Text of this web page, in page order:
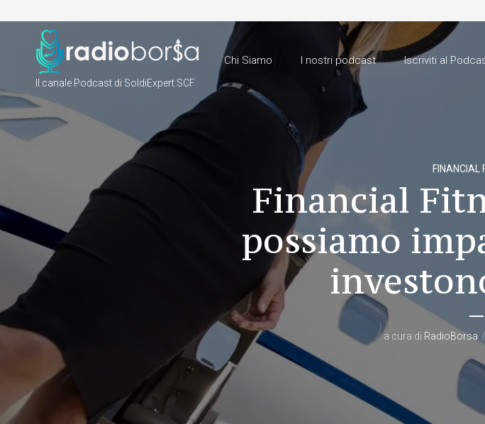
Il canale Podcast di SoldiExpert SCF
Chi Siamo I nostri podcast Iscriviti al
FINANCIAL
Financial
possiamo
a cura di RadioBorsa